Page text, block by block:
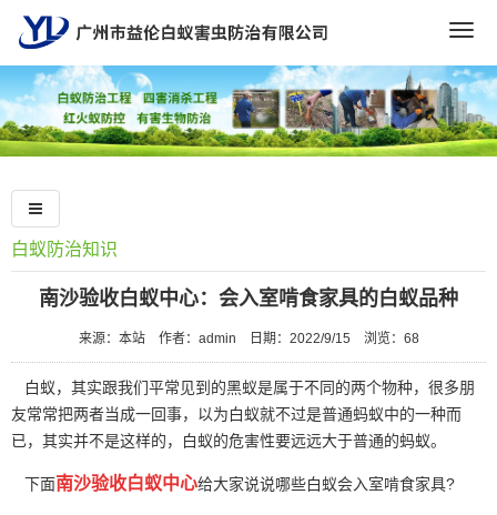
白蚁防治知识
南沙验收白蚁中心：会入室啃食家具的白蚁品种
来源：本站 作者：admin 日期：2022/9/15 浏览： 68
白蚁，其实跟我们平常见到的黑蚁是属于不同的两个物种，很多朋
友常常把两者当成一回事，以为白蚁就不过是普通蚂蚁中的一种而
已，其实并不是这样的，白蚁的危害性要远远大于普通的蚂蚁。
下面南沙验收白蚁中心给大家说说哪些白蚁会入室啃食家具?